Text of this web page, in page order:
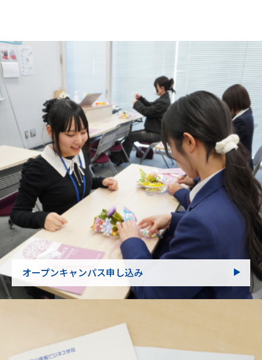
オープンキャンパス申し込み